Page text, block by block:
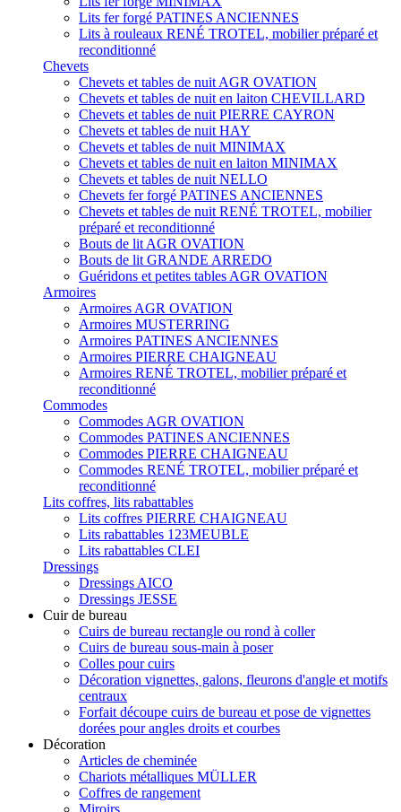
Lits fer forgé PATINES ANCIENNES
Lits à rouleaux RENÉ TROTEL, mobilier préparé et
reconditionné
Chevets
Chevets et tables de nuit AGR OVATION
Chevets et tables de nuit en laiton CHEVILLARD
Chevets et tables de nuit PIERRE CAYRON
Chevets et tables de nuit HAY
Chevets et tables de nuit MINIMAX
Chevets et tables de nuit en laiton MINIMAX
Chevets et tables de nuit NELLO
Chevets fer forgé PATINES ANCIENNES
Chevets et tables de nuit RENÉ TROTEL, mobilier
préparé et reconditionné
Bouts de lit AGR OVATION
Bouts de lit GRANDE ARREDO
Guéridons et petites tables AGR OVATION
Armoires
Armoires AGR OVATION
Armoires MUSTERRING
Armoires PATINES ANCIENNES
Armoires PIERRE CHAIGNEAU
Armoires RENÉ TROTEL, mobilier préparé et
reconditionné
Commodes
Commodes AGR OVATION
Commodes PATINES ANCIENNES
Commodes PIERRE CHAIGNEAU
Commodes RENÉ TROTEL, mobilier préparé et
reconditionné
Lits coffres, lits rabattables
Lits coffres PIERRE CHAIGNEAU
Lits rabattables 123MEUBLE
Lits rabattables CLEI
Dressings
Dressings AICO
Dressings JESSE
Cuir de bureau
Cuirs de bureau rectangle ou rond à coller
Cuirs de bureau sous-main à poser
Colles pour cuirs
Décoration vignettes, galons, fleurons d'angle et motifs
centraux
Forfait découpe cuirs de bureau et pose de vignettes
dorées pour angles droits et courbes
Décoration
Articles de cheminée
Chariots métalliques MÜLLER
Coffres de rangement
Miroirs